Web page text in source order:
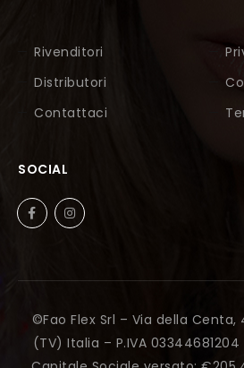
Rivenditori
Distributori
Contattaci
SOCIAL
©Fao Flex Srl – Via della Centa,
(TV) Italia – P.IVA 03344681204